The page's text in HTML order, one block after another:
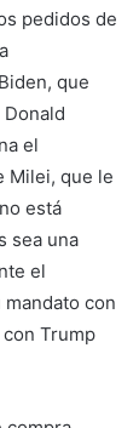
pedidos de
que
el
Milei, que le
está
sea una
el
con
con Trump